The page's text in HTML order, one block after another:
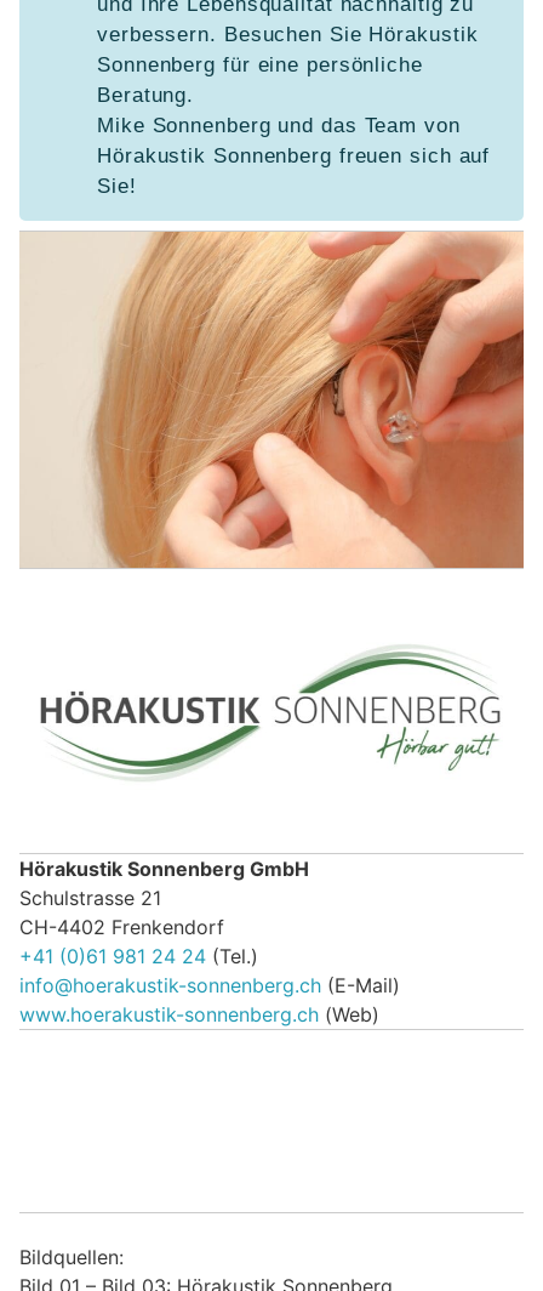
verbessern. Besuchen Sie Hörakustik
Sonnenberg für eine persönliche
Beratung.
Mike Sonnenberg und das Team von
Hörakustik Sonnenberg freuen sich auf
Sie!
Hörakustik Sonnenberg GmbH
Schulstrasse 21
CH-4402 Frenkendorf
+41 (0)61 981 24 24 (Tel.)
info@hoerakustik-sonnenberg.ch (E-Mail)
www.hoerakustik-sonnenberg.ch (Web)
Bildquellen: